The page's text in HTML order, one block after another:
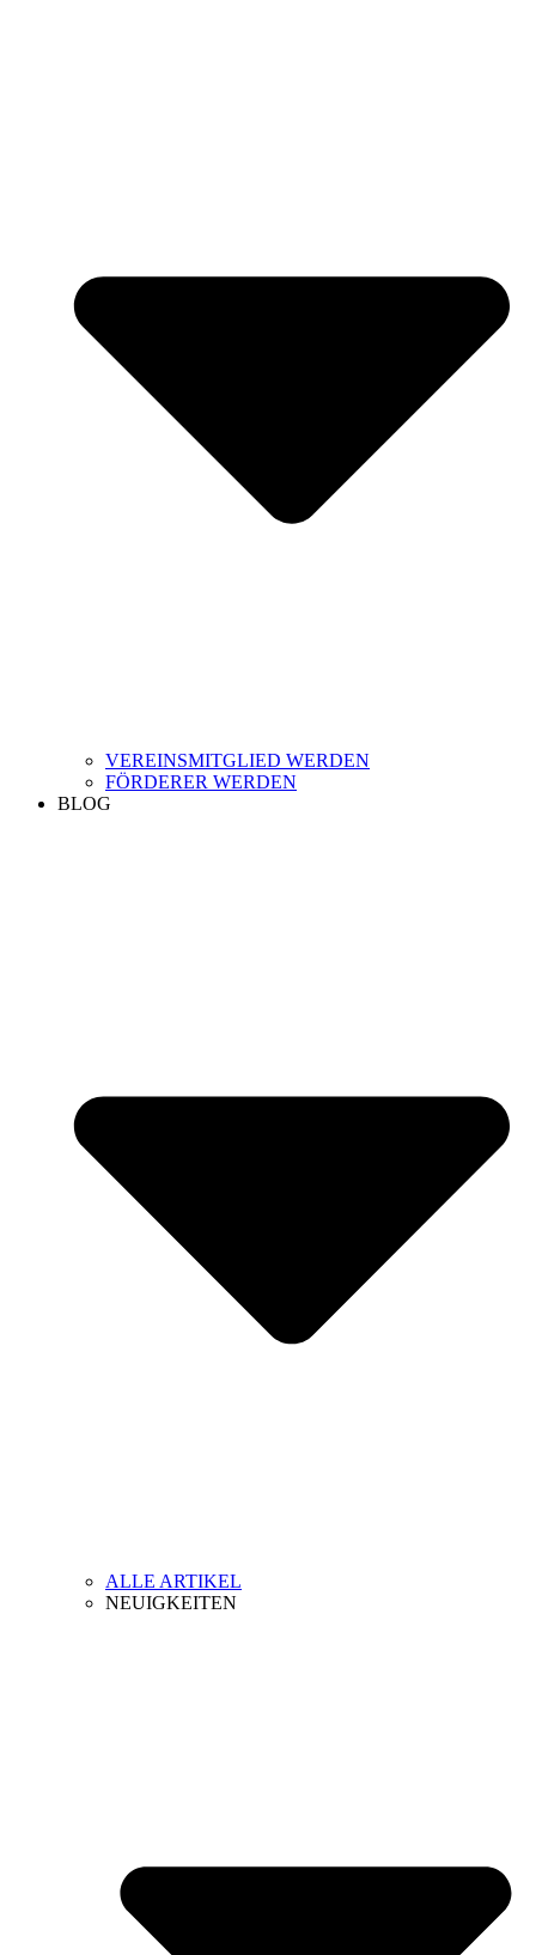
VEREINSMITGLIED WERDEN
FÖRDERER WERDEN
BLOG
ALLE ARTIKEL
NEUIGKEITEN